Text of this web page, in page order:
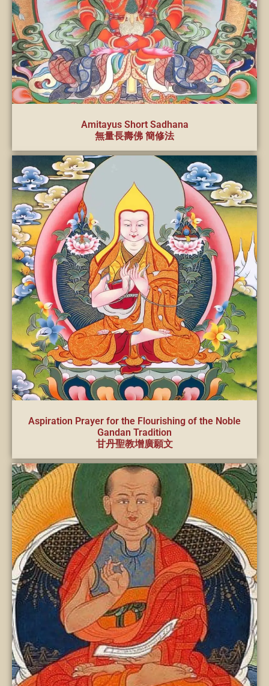
Amitayus Short Sadhana
無量長壽佛 簡修法
Aspiration Prayer for the Flourishing of the Noble
Gandan Tradition
甘丹聖教增廣願文